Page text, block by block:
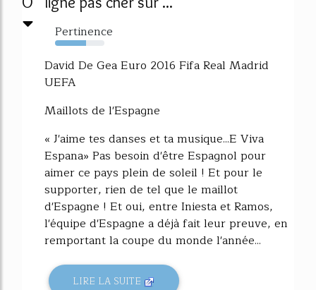
Pertinence
63%
David De Gea Euro 2016 Fifa Real Madrid
UEFA
Maillots de l'Espagne
« J'aime tes danses et ta musique...E Viva
Espana» Pas besoin d'être Espagnol pour
aimer ce pays plein de soleil ! Et pour le
supporter, rien de tel que le maillot
d'Espagne ! Et oui, entre Iniesta et Ramos,
l'équipe d'Espagne a déjà fait leur preuve, en
remportant la coupe du monde l'année...
LIRE LA SUITE